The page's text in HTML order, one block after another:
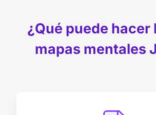
¿Qué puede hacer
mapas mentales